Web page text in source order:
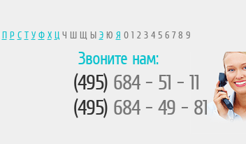
П Р С Т У Ф Х ЦЧ Ш Щ Ы ЭЮ Я 0 1 2 3 4 5 6 7 8 9
Звоните нам:
(495) 684 - 51 - 11
(495) 684 - 49 - 81